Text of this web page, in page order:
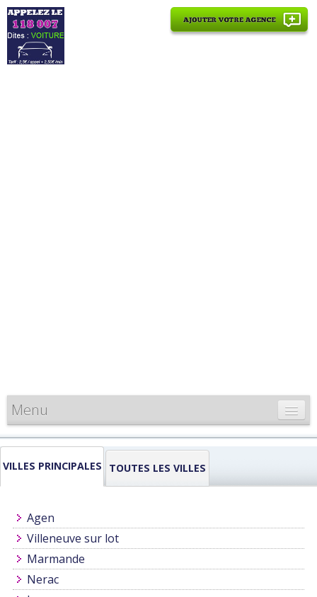
Menu
CARTE DE FRANCE
INFORMATIONS
VILLES PRINCIPALES TOUTES LES VILLES
Agen
Villeneuve sur lot
Marmande
Nerac